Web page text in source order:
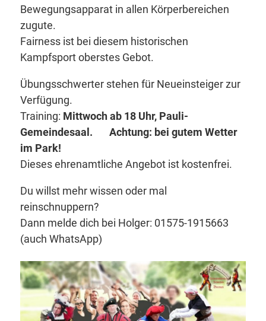
Bewegungsapparat in allen Körperbereichen
zugute.
Fairness ist bei diesem historischen
Kampfsport oberstes Gebot.
Übungsschwerter stehen für Neueinsteiger zur
Verfügung.
Training: Mittwoch ab 18 Uhr, Pauli-
Gemeindesaal. Achtung: bei gutem Wetter
im Park!
Dieses ehrenamtliche Angebot ist kostenfrei.
Du willst mehr wissen oder mal
reinschnuppern?
Dann melde dich bei Holger: 01575-1915663
(auch WhatsApp)